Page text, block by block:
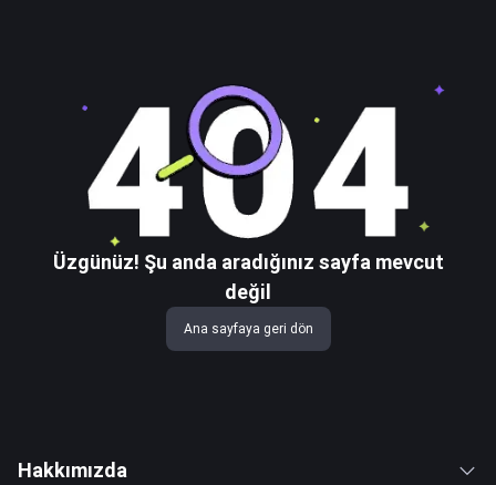
Üzgünüz! Şu anda aradığınız sayfa mevcut
değil
Ana sayfaya geri dön
Hakkımızda